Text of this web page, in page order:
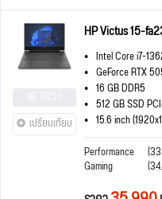
เปรียบเทียบ
HP Victus 15-
Intel Core i7-
GeForce RTX
16 GB DDR5
512 GB SSD
15.6 inch
Performance
Gaming